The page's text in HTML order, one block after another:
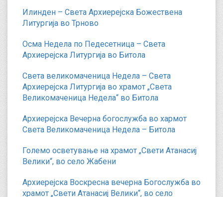
Илинден – Света Архиерејска Божествена
Литургија во Трново
Осма Недела по Педесетница – Света
Архиерејска Литургија во Битола
Света великомаченица Недела – Света
Архиерејска Литургија во храмот „Света
Великомаченица Недела“ во Битола
Архиерејска Вечерна богослужба во хармот
Света Великомаченица Недела – Битола
Големо осветување на храмот „Свети Атанасиј
Велики“, во село Жабени
Архиерејска Воскресна вечерна Богослужба во
храмот „Свети Атанасиј Велики“, во село